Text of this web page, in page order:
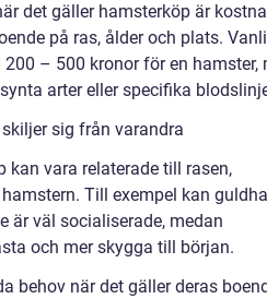
det gäller hamsterköp är
på ras, ålder och plats.
– 500 kronor för en hamster,
arter eller specifika
sig från varandra
vara relaterade till rasen,
Till exempel kan
är väl socialiserade, medan
och mer skygga till början.
behov när det gäller deras